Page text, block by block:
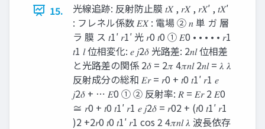
15.
光線追跡: 反射防止膜 𝑡𝑋 , 𝑟𝑋 , 𝑟𝑋′ , 𝑡𝑋′
: フレネル係数 𝐸𝑋 : 電場 ② 𝑛 単 ガ 層
ラ 膜 ス 𝑡1′ 𝑟1′ 光 𝑟0 𝑡0 ① 𝐸0 • • • • • 𝑟1
𝑡1 𝑙 位相変化: 𝑒 𝑗2𝛿 光路差: 2𝑛𝑙 位相差
と光路差の関係 2𝛿 = 2𝜋 4𝜋𝑛𝑙 2𝑛𝑙 = 𝜆 𝜆
反射成分の総和 𝐸𝑟 = 𝑟0 + 𝑡0 𝑡1′ 𝑟1 𝑒
𝑗2𝛿 + ⋯ 𝐸0 ① ② 反射率: 𝑅 = 𝐸𝑟 2 𝐸0
≅ 𝑟0 + 𝑡0 𝑡1′ 𝑟1 𝑒 𝑗2𝛿 = 𝑟02 + (𝑡0 𝑡1′ 𝑟1
)2 +2𝑟0 𝑡0 𝑡1′ 𝑟1 cos 2 4𝜋𝑛𝑙 𝜆 波長依存